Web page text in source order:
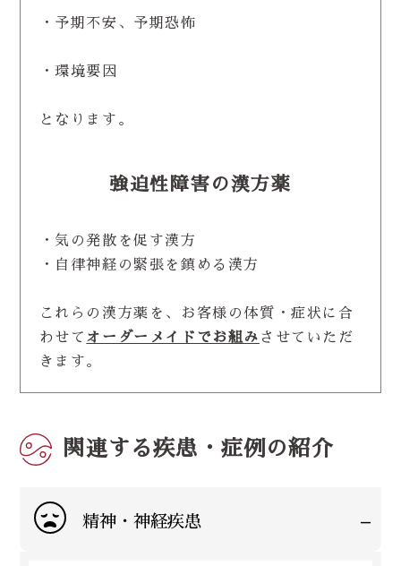
・予期不安、予期恐怖
・環境要因
となります。
強迫性障害の漢方薬
・気の発散を促す漢方
・自律神経の緊張を鎮める漢方
これらの漢方薬を、お客様の体質・症状に合
わせて オーダーメイドでお組み させていただ
きます。
関連する疾患・症例の紹介
精神・神経疾患 -